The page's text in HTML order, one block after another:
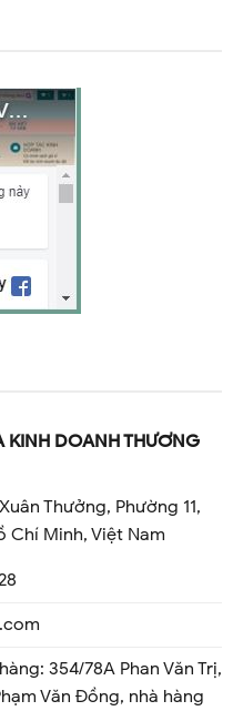
KINH DOANH THƯƠNG
Thưởng, Phường 11,
Chí Minh, Việt Nam
354/78A Phan Văn Trị,
Văn Đồng, nhà hàng